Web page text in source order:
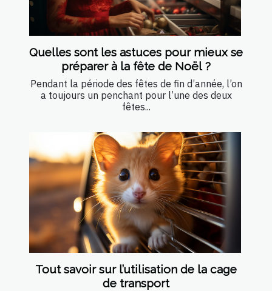
Quelles sont les astuces pour mieux se
préparer à la fête de Noël ?
Pendant la période des fêtes de fin d’année, l’on
a toujours un penchant pour l’une des deux
fêtes...
Tout savoir sur l’utilisation de la cage
de transport